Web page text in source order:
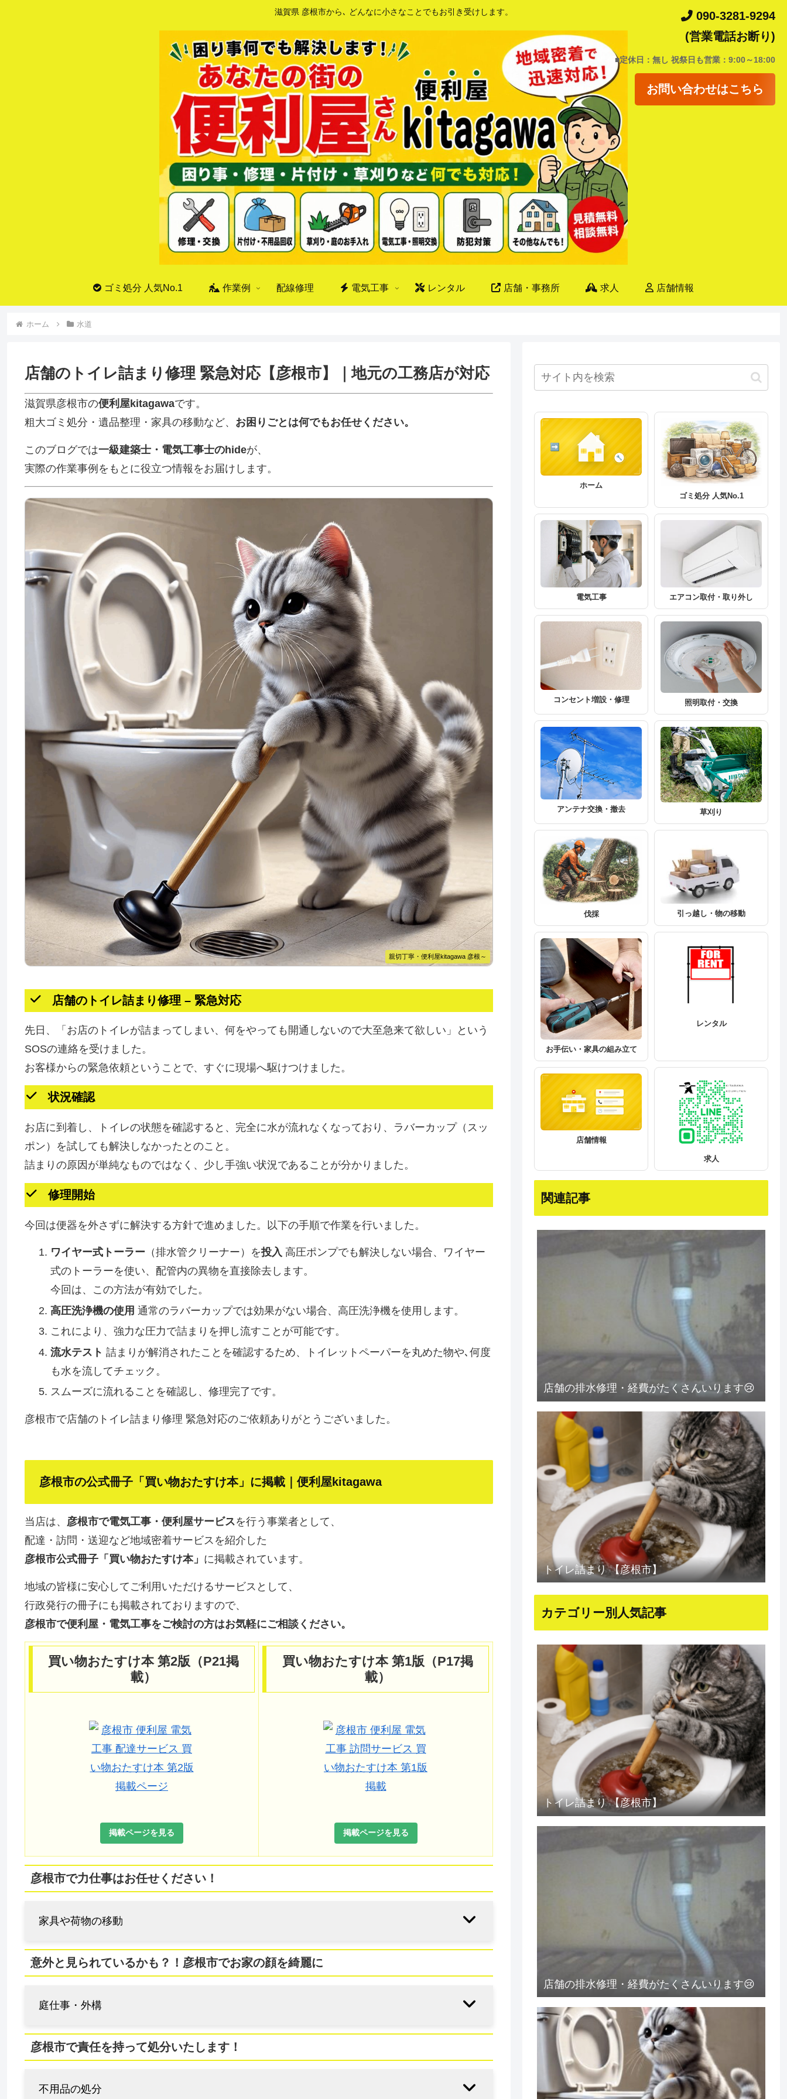
滋賀県 彦根市から､ どんなに小さなことでもお引き受けします。
090-3281-9294
(営業電話お断り)
■定休日：無し 祝祭日も営業：9:00～18:00
お問い合わせはこちら
ゴミ処分 人気No.1 作業例 配線修理 電気工事 レンタル 店舗・事務所 求人 店舗情報
ホーム 水道
店舗のトイレ詰まり修理 緊急対応【彦根市】｜地元の工務店が対応
滋賀県彦根市の便利屋kitagawaです。
粗大ゴミ処分・遺品整理・家具の移動など、 お困りごとは何でもお任せください。
このブログでは一級建築士・電気工事士のhideが、
実際の作業事例をもとに役立つ情報をお届けします。
親切丁寧・便利屋kitagawa 彦根～
店舗のトイレ詰まり修理 – 緊急対応
先日、「お店のトイレが詰まってしまい、何をやっても開通しないので大至急来て欲しい」という
SOSの連絡を受けました。
お客様からの緊急依頼ということで、すぐに現場へ駆けつけました。
状況確認
お店に到着し、トイレの状態を確認すると、完全に水が流れなくなっており、ラバーカップ（スッ
ポン）を試しても解決しなかったとのこと。
詰まりの原因が単純なものではなく、少し手強い状況であることが分かりました。
修理開始
今回は便器を外さずに解決する方針で進めました。以下の手順で作業を行いました。
ワイヤー式トーラー（排水管クリーナー）を投入 高圧ポンプでも解決しない場合、ワイヤー
式のトーラーを使い、配管内の異物を直接除去します。
今回は、この方法が有効でした。
高圧洗浄機の使用 通常のラバーカップでは効果がない場合、高圧洗浄機を使用します。
これにより、強力な圧力で詰まりを押し流すことが可能です。
流水テスト 詰まりが解消されたことを確認するため、トイレットペーパーを丸めた物や､何度
も水を流してチェック。
スムーズに流れることを確認し、修理完了です。
彦根市で店舗のトイレ詰まり修理 緊急対応のご依頼ありがとうございました。
彦根市の公式冊子「買い物おたすけ本」に掲載｜便利屋kitagawa
当店は、 彦根市で電気工事・便利屋サービスを行う事業者として、
配達・訪問・送迎など地域密着サービスを紹介した
彦根市公式冊子「買い物おたすけ本」 に掲載されています。
地域の皆様に安心してご利用いただけるサービスとして、
行政発行の冊子にも掲載されておりますので、
彦根市で便利屋・電気工事をご検討の方はお気軽にご相談ください。
買い物おたすけ本 第2版（P21掲
載）
掲載ページを見る
買い物おたすけ本 第1版（P17掲
載）
掲載ページを見る
彦根市で力仕事はお任せください！
家具や荷物の移動
意外と見られているかも？！彦根市でお家の顔を綺麗に
庭仕事・外構
彦根市で責任を持って処分いたします！
不用品の処分
ホーム
ゴミ処分 人気No.1
電気工事 エアコン取付・取り外し
コンセント増設・修理 照明取付・交換
アンテナ交換・撤去 草刈り
伐採 引っ越し・物の移動
お手伝い・家具の組み立て
レンタル
店舗情報
求人
関連記事
店舗の排水修理・経費がたくさんいります😢
トイレ詰まり 【彦根市】
カテゴリー別人気記事
トイレ詰まり 【彦根市】
店舗の排水修理・経費がたくさんいります😢